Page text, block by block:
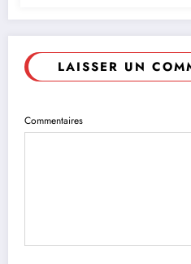
LAISSER UN
Commentaires